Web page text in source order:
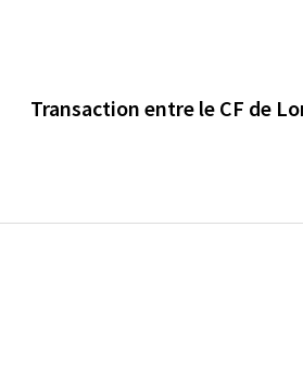
Transaction entre le CF de